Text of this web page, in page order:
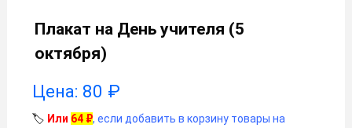
Плакат на День учителя (5
октября)
Цена: 80 ₽
🏷️ Или 64 ₽, если добавить в корзину товары на